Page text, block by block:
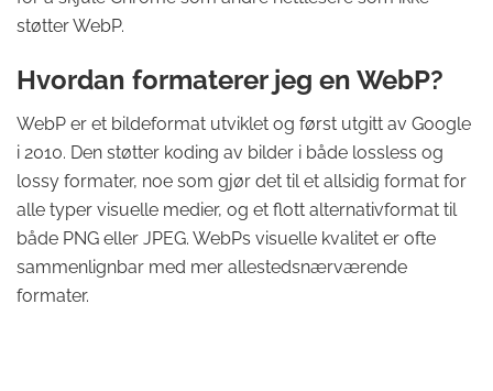
støtter WebP.
Hvordan formaterer jeg en WebP?
WebP er et bildeformat utviklet og først utgitt av Google
i 2010. Den støtter koding av bilder i både lossless og
lossy formater, noe som gjør det til et allsidig format for
alle typer visuelle medier, og et flott alternativformat til
både PNG eller JPEG. WebPs visuelle kvalitet er ofte
sammenlignbar med mer allestedsnærværende
formater.